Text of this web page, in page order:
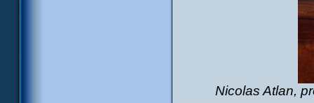
Nicolas Atlan,